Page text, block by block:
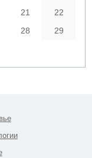
21
22
28
29